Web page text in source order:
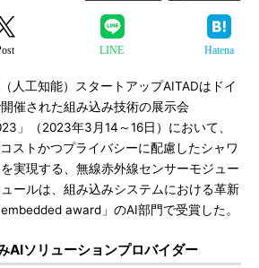
LINE Hatena
人工知能）スタートアップAITADはドイ
催された組み込み技術の展示会
」（2023年3月14～16日）において、
ストかつプライバシーに配慮したシャワ
実現する、無線赤外線センサーモジュー
ールは、組み込みシステムにおける革新
award」のAI部門で受賞した。
AIソリューションプロバイダー